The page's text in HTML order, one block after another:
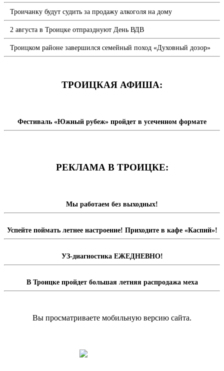
Троичанку будут судить за продажу алкоголя на дому
2 августа в Троицке отпразднуют День ВДВ
Троицком районе завершился семейный поход «Духовный дозор»
ТРОИЦКАЯ АФИША:
Фестиваль «Южный рубеж» пройдет в усеченном формате
РЕКЛАМА В ТРОИЦКЕ:
Мы работаем без выходных!
Успейте поймать летнее настроение! Приходите в кафе «Каспий»!
УЗ-диагностика ЕЖЕДНЕВНО!
В Троицке пройдет большая летняя распродажа меха
Вы просматриваете мобильную версию сайта.